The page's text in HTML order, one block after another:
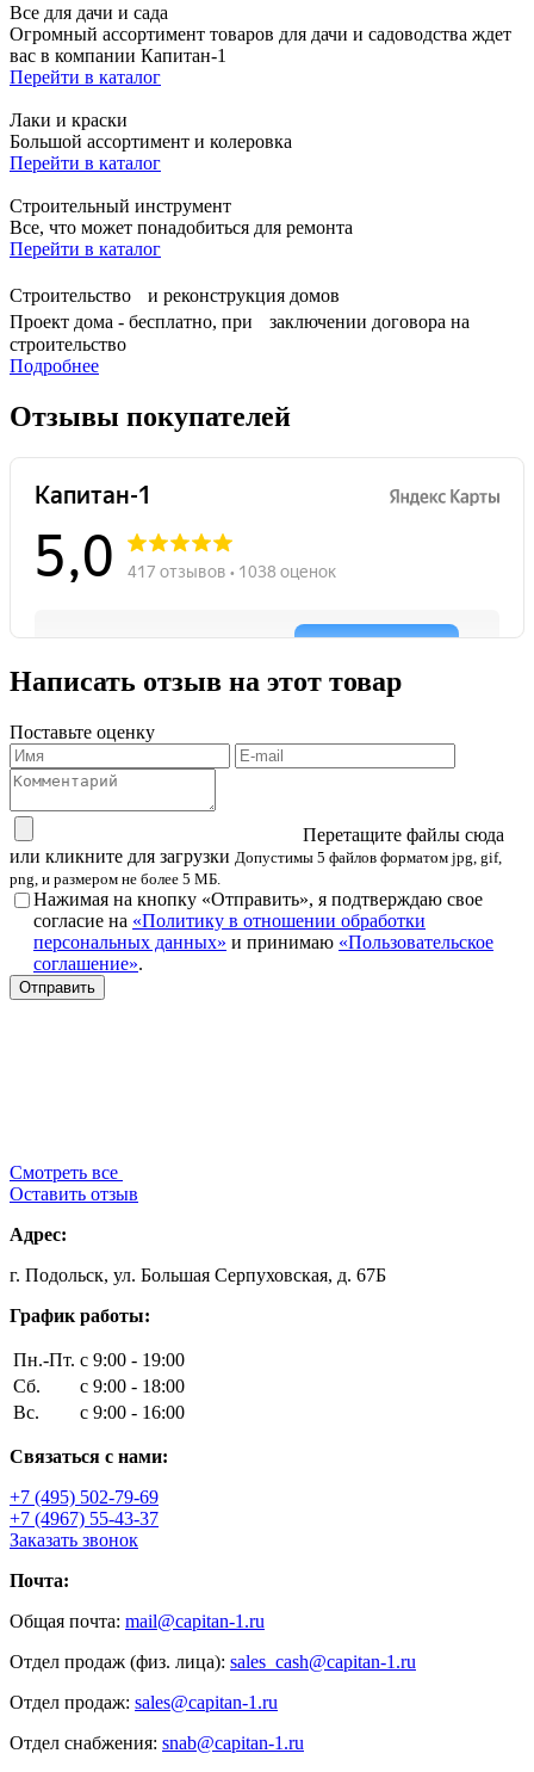
Все для дачи и сада
Огромный ассортимент товаров для дачи и садоводства ждет
вас в компании Капитан-1
Перейти в каталог
Лаки и краски
Большой ассортимент и колеровка
Перейти в каталог
Строительный инструмент
Все, что может понадобиться для ремонта
Перейти в каталог
Строительство и реконструкция домов
Проект дома - бесплатно, при заключении договора на
строительство
Подробнее
Отзывы покупателей
Написать отзыв на этот товар
Поставьте оценку
Перетащите файлы сюда
или кликните для загрузки Допустимы 5 файлов форматом jpg, gif,
png, и размером не более 5 МБ.
Нажимая на кнопку «Отправить», я подтверждаю свое
согласие на «Политику в отношении обработки
персональных данных» и принимаю «Пользовательское
соглашение».
Смотреть все
Оставить отзыв
Адрес:
г. Подольск, ул. Большая Серпуховская, д. 67Б
График работы:
Пн.-Пт. с 9:00 - 19:00
Сб.
с 9:00 - 18:00
Вс.
с 9:00 - 16:00
Связаться с нами:
+7 (495) 502-79-69
+7 (4967) 55-43-37
Заказать звонок
Почта:
Общая почта: mail@capitan-1.ru
Отдел продаж (физ. лица): sales_cash@capitan-1.ru
Отдел продаж: sales@capitan-1.ru
Отдел снабжения: snab@capitan-1.ru